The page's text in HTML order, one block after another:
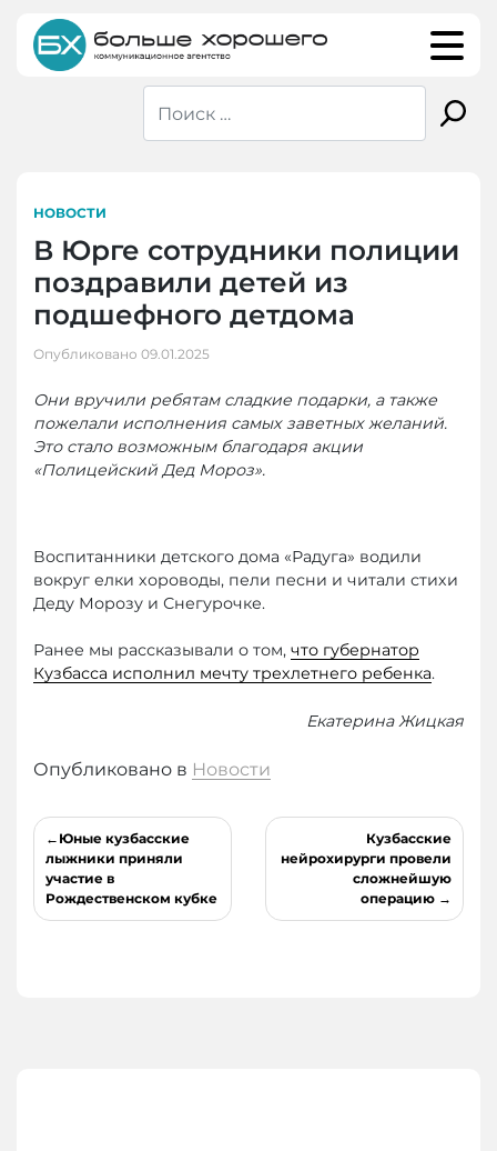
content
НОВОСТИ
В Юрге сотрудники полиции
поздравили детей из
подшефного детдома
Опубликовано 09.01.2025
Они вручили ребятам сладкие подарки, а также
пожелали исполнения самых заветных желаний.
Это стало возможным благодаря акции
«Полицейский Дед Мороз».
Воспитанники детского дома «Радуга» водили
вокруг елки хороводы, пели песни и читали стихи
Деду Морозу и Снегурочке.
Ранее мы рассказывали о том, что губернатор
Кузбасса исполнил мечту трехлетнего ребенка.
Екатерина Жицкая
Опубликовано в Новости
Навигация
по
записям
Юные кузбасские
лыжники приняли
участие в
Рождественском кубке
Кузбасские
нейрохирурги провели
сложнейшую
операцию